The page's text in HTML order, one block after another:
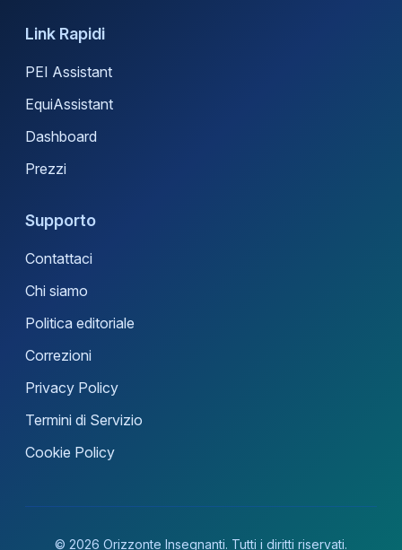
Link Rapidi
PEI Assistant
EquiAssistant
Dashboard
Prezzi
Supporto
Contattaci
Chi siamo
Politica editoriale
Correzioni
Privacy Policy
Termini di Servizio
Cookie Policy
© 2026 Orizzonte Insegnanti. Tutti i diritti riservati.